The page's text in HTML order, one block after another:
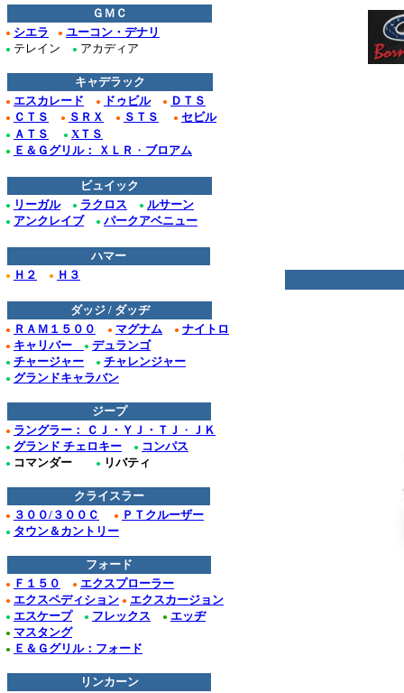
ＧＭＣ
● シエラ ● ユーコン・デナリ
● テレイン ● アカディア
キャデラック
● エスカレード ● ドゥビル ● ＤＴＳ
● ＣＴＳ ● ＳＲＸ ● ＳＴＳ ● セビル
● ＡＴＳ ● XＴＳ
● Ｅ＆Ｇグリル： ＸＬＲ ・ ブロアム
ビュイック
● リーガル ● ラクロス ● ルサーン
● アンクレイブ ● パークアベニュー
ハマー
● Ｈ２ ● Ｈ３
ダッジ / ダッヂ
● ＲＡＭ１５００ ● マグナム ● ナイトロ
● キャリバー ● デュランゴ
● チャージャー ● チャレンジャー
● グランドキャラバン
ジープ
● ラングラー： ＣＪ・ＹＪ・ＴＪ ・ ＪＫ
● グランド チェロキー ● コンパス
● コマンダー ● リバティ
クライスラー
● ３００/３００Ｃ ● ＰＴクルーザー
● タウン＆カントリー
フォード
● Ｆ１５０ ● エクスプローラー
● エクスペディション ● エクスカージョン
● エスケープ ● フレックス ● エッヂ
● マスタング
● Ｅ＆Ｇグリル：フォード
リンカーン